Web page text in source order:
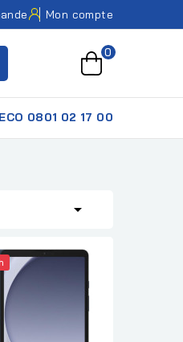
Mon compte
0
0801 02 17 00
